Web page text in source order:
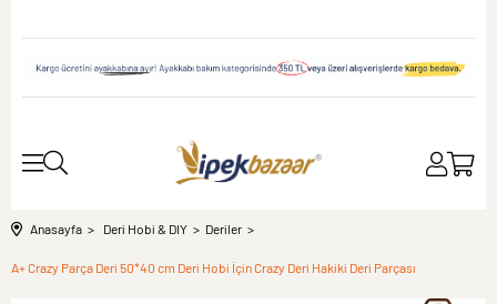
Anasayfa Deri Hobi & DIY Deriler
A+ Crazy Parça Deri 50*40 cm Deri Hobi İçin Crazy Deri Hakiki Deri Parçası